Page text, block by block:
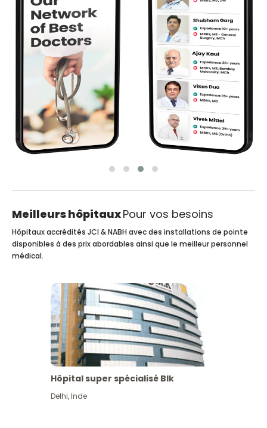
Meilleurs hôpitauxPour vos besoins
Hôpitaux accrédités JCI & NABH avec des installations de pointe
disponibles à des prix abordables ainsi que le meilleur personnel
médical.
Hôpital super spécialisé Blk
Delhi,Inde